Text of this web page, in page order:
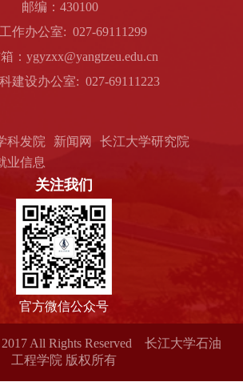
邮编：430100
作办公室: 027-69111299
：ygyzxx@yangtzeu.edu.cn
建设办公室: 027-69111223
科发院 新闻网
长江大学研究院
业信息
关注我们
官方微信公众号
All Rights Reserved 长江大学石油
工程学院 版权所有